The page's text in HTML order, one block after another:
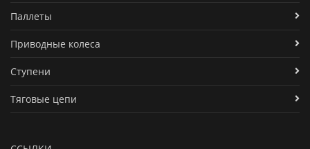
Паллеты
Приводные колеса
Ступени
Тяговые цепи